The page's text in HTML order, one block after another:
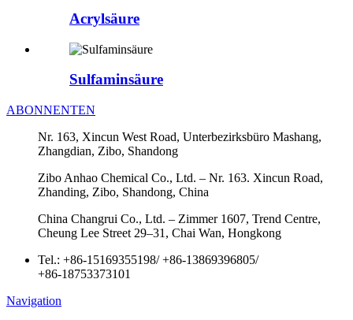
Acrylsäure
Sulfaminsäure
ABONNENTEN
Nr. 163, Xincun West Road, Unterbezirksbüro Mashang,
Zhangdian, Zibo, Shandong
Zibo Anhao Chemical Co., Ltd. – Nr. 163. Xincun Road,
Zhanding, Zibo, Shandong, China
China Changrui Co., Ltd. – Zimmer 1607, Trend Centre,
Cheung Lee Street 29–31, Chai Wan, Hongkong
Tel.: +86-15169355198/+86-13869396805/
+86-18753373101
Navigation